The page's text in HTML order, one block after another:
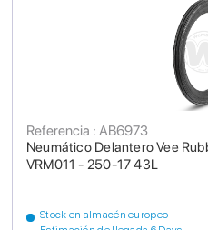
Neumático Delantero Vee
VRM011 - 250-17 43L
Referencia : AB6973
Stock en almacén europeo